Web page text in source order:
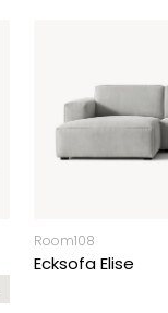
Room108
Ecksofa Elise